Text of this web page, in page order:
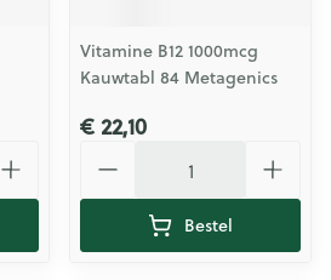
Vitamine B12 1000mcg
Kauwtabl 84 Metagenics
€ 22,10
Bestel